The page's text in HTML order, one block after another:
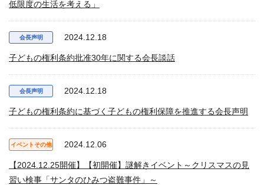
低限度の生活を考える」
会長声明 2024.12.18
子どもの権利条約批准30年に関する会長談話
会長声明 2024.12.18
子どもの権利条約に基づく子どもの権利保障を推進する会長声明
イベントその他 2024.12.06
【2024.12.25開催】【初開催】謎解きイベント～クリスマスの見
習い検事「サンタのひみつ盗難事件」～